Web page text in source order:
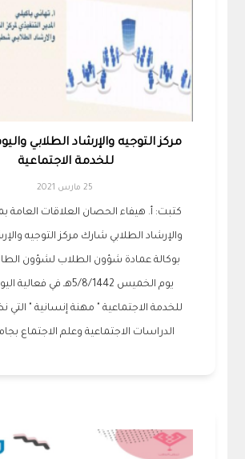
مركز التوجيه والإرشاد الطلابي
للخدمة الاجتماعية
25 مارس 2021
كتبت: أ. هيفاء الحصان العلاقات العامة
والإرشاد الطلابي شارك مركز التوجيه
بوكالة عمادة شؤون الطلاب لشؤون
يوم الخميس 5/8/1442هـ في
للخدمة الاجتماعية " مهنة إنسانية "
الدراسات الاجتماعية وعلم الاجتماع